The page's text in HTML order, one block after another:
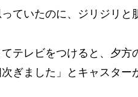
ていたのに、ジリジリと
テレビをつけると、夕方
ぎました」とキャスター